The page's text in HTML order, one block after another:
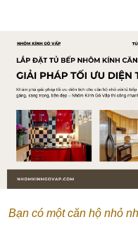
Bạn có một căn hộ nhỏ